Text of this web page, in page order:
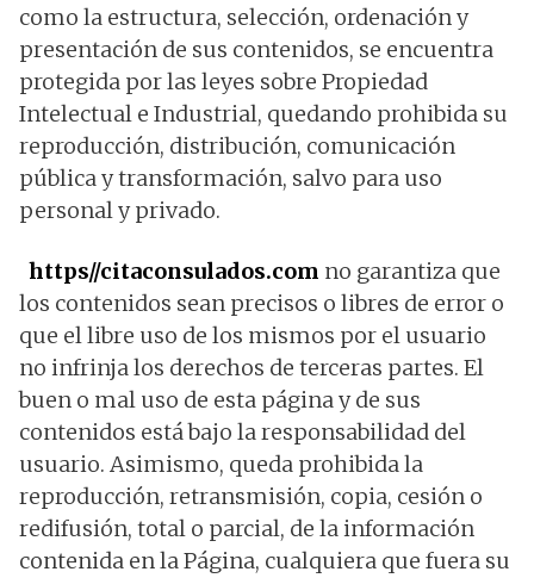
como la estructura, selección, ordenación y
presentación de sus contenidos, se encuentra
protegida por las leyes sobre Propiedad
Intelectual e Industrial, quedando prohibida su
reproducción, distribución, comunicación
pública y transformación, salvo para uso
personal y privado.
https//citaconsulados.com no garantiza que
los contenidos sean precisos o libres de error o
que el libre uso de los mismos por el usuario
no infrinja los derechos de terceras partes. El
buen o mal uso de esta página y de sus
contenidos está bajo la responsabilidad del
usuario. Asimismo, queda prohibida la
reproducción, retransmisión, copia, cesión o
redifusión, total o parcial, de la información
contenida en la Página, cualquiera que fuera su